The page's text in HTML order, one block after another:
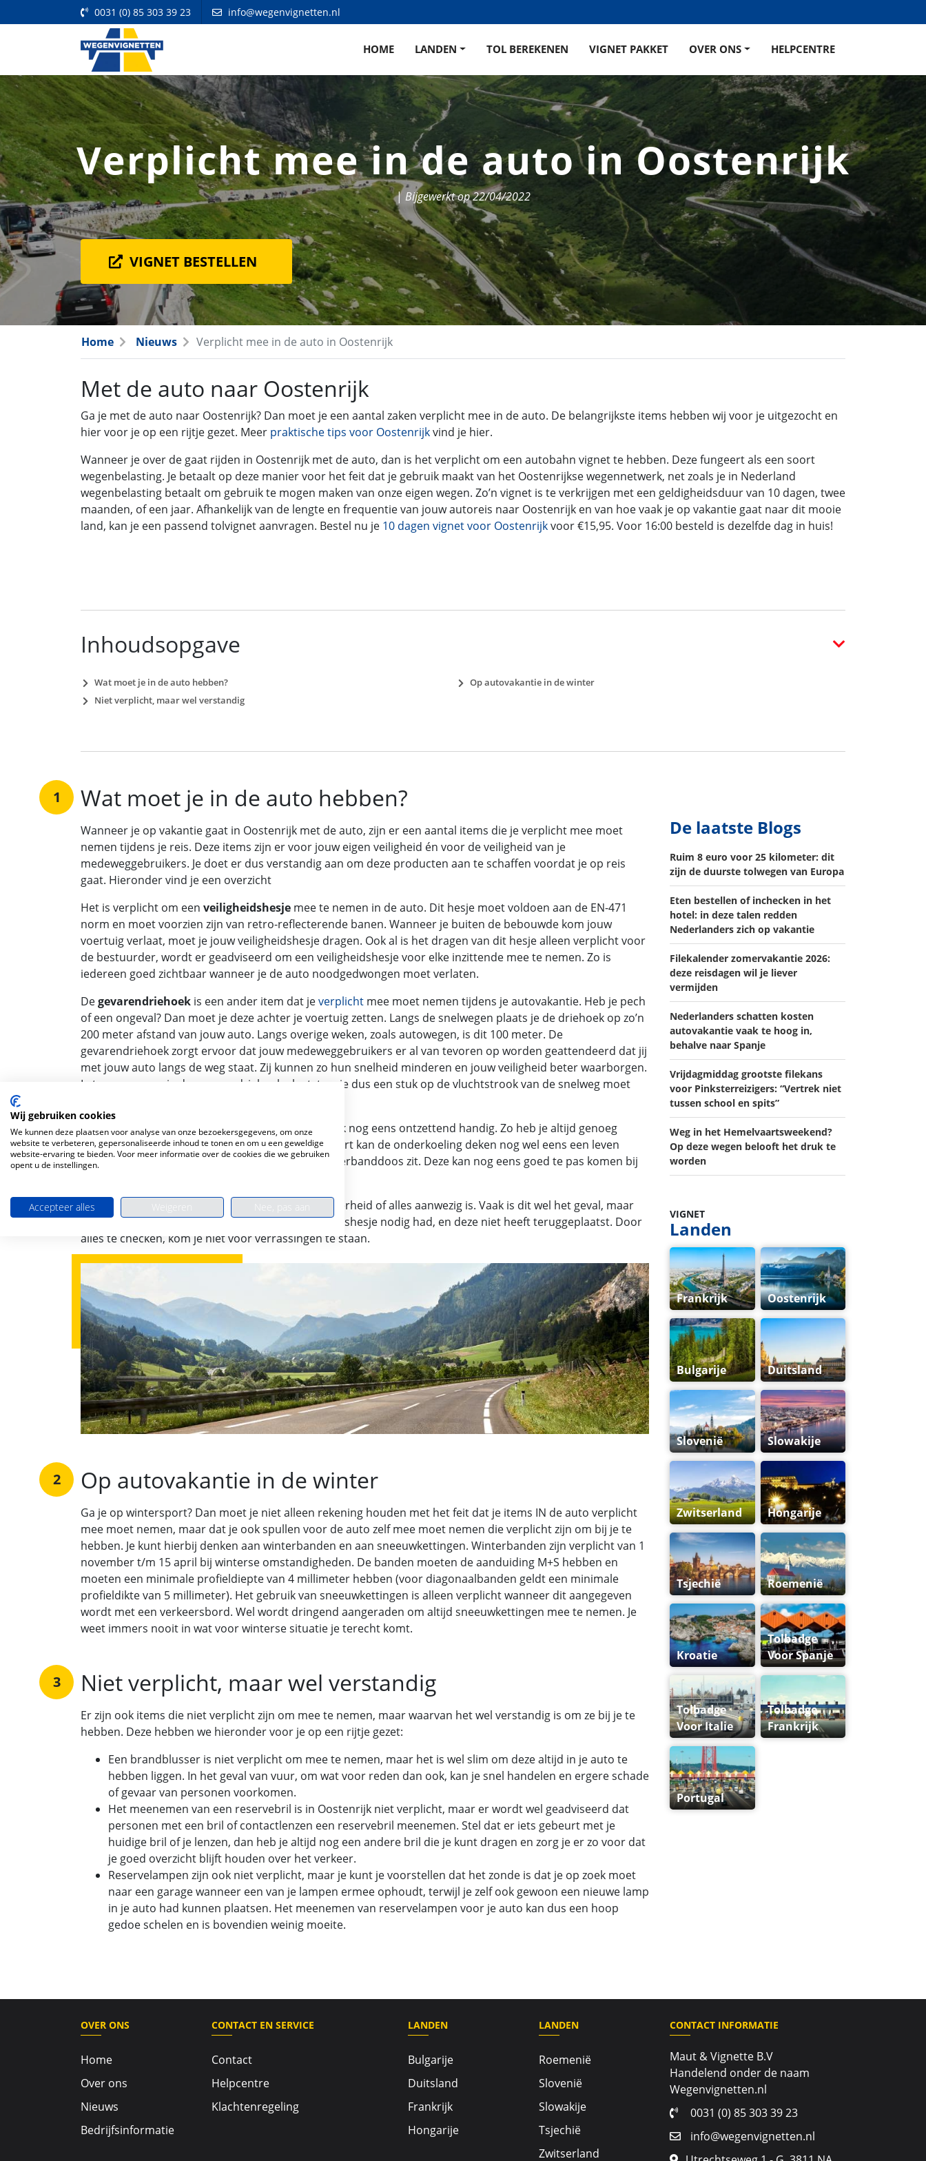
0031 (0) 85 303 39 23 info@wegenvignetten.nl
HOME LANDEN TOL BEREKENEN VIGNET PAKKET OVER ONS HELPCENTRE
Verplicht mee in de auto in Oostenrijk
| Bijgewerkt op 22/04/2022
VIGNET BESTELLEN
Home Nieuws Verplicht mee in de auto in Oostenrijk
Met de auto naar Oostenrijk
Ga je met de auto naar Oostenrijk? Dan moet je een aantal zaken verplicht mee in de auto. De belangrijkste items hebben wij voor je uitgezocht en
hier voor je op een rijtje gezet. Meer praktische tips voor Oostenrijkvind je hier.
Wanneer je over de gaat rijden in Oostenrijk met de auto, dan is het verplicht om een autobahn vignet te hebben. Deze fungeert als een soort
wegenbelasting. Je betaalt op deze manier voor het feit dat je gebruik maakt van het Oostenrijkse wegennetwerk, net zoals je in Nederland
wegenbelasting betaalt om gebruik te mogen maken van onze eigen wegen. Zo’n vignet is te verkrijgen met een geldigheidsduur van 10 dagen, twee
maanden, of een jaar. Afhankelijk van de lengte en frequentie van jouw autoreis naar Oostenrijk en van hoe vaak je op vakantie gaat naar dit mooie
land, kan je een passend tolvignet aanvragen. Bestel nu je 10 dagen vignet voor Oostenrijkvoor €15,95. Voor 16:00 besteld is dezelfde dag in huis!
Inhoudsopgave
Wat moet je in de auto hebben?
Op autovakantie in de winter
Niet verplicht, maar wel verstandig
1 Wat moet je in de auto hebben?
Wanneer je op vakantie gaat in Oostenrijk met de auto, zijn er een aantal items die je verplicht mee moet
nemen tijdens je reis. Deze items zijn er voor jouw eigen veiligheid én voor de veiligheid van je
medeweggebruikers. Je doet er dus verstandig aan om deze producten aan te schaffen voordat je op reis
gaat. Hieronder vind je een overzicht
Het is verplicht om een veiligheidshesje mee te nemen in de auto. Dit hesje moet voldoen aan de EN-471
norm en moet voorzien zijn van retro-reflecterende banen. Wanneer je buiten de bebouwde kom jouw
voertuig verlaat, moet je jouw veiligheidshesje dragen. Ook al is het dragen van dit hesje alleen verplicht voor
de bestuurder, wordt er geadviseerd om een veiligheidshesje voor elke inzittende mee te nemen. Zo is
iedereen goed zichtbaar wanneer je de auto noodgedwongen moet verlaten.
Degevarendriehoek is een ander item dat jeverplicht mee moet nemen tijdens je autovakantie. Heb je pech
of een ongeval? Dan moet je deze achter je voertuig zetten. Langs de snelwegen plaats je de driehoek op zo’n
200 meter afstand van jouw auto. Langs overige weken, zoals autowegen, is dit 100 meter. De
gevarendriehoek zorgt ervoor dat jouw medeweggebruikers er al van tevoren op worden geattendeerd dat jij
met jouw auto langs de weg staat. Zij kunnen zo hun snelheid minderen en jouw veiligheid beter waarborgen.
Let op: wanneer je de gevarendriehoek plaatst en je dus een stuk op de vluchtstrook van de snelweg moet
Eenverbanddoosis niet alleen verplicht, het is ook nog eens ontzettend handig. Zo heb je altijd genoeg
pleisters en verband bij de hand. Met de wintersport kan de onderkoeling deken nog wel eens een leven
redden. Nog een tip! Zorg dat er een mitella in je verbanddoos zit. Deze kan nog eens goed te pas komen bij
Heb je een huurauto? Check dan even voor de zekerheid of alles aanwezig is. Vaak is dit wel het geval, maar
het kan zo zijn dat de vorige huurder een veiligheidshesje nodig had, en deze niet heeft teruggeplaatst. Door
alles te checken, kom je niet voor verrassingen te staan.
2 Op autovakantie in de winter
Ga je op wintersport? Dan moet je niet alleen rekening houden met het feit dat je items IN de auto verplicht
mee moet nemen, maar dat je ook spullen voor de auto zelf mee moet nemen die verplicht zijn om bij je te
hebben. Je kunt hierbij denken aan winterbanden en aan sneeuwkettingen. Winterbanden zijn verplicht van 1
november t/m 15 april bij winterse omstandigheden. De banden moeten de aanduiding M+S hebben en
moeten een minimale profieldiepte van 4 millimeter hebben (voor diagonaalbanden geldt een minimale
profieldikte van 5 millimeter). Het gebruik van sneeuwkettingen is alleen verplicht wanneer dit aangegeven
wordt met een verkeersbord. Wel wordt dringend aangeraden om altijd sneeuwkettingen mee te nemen. Je
weet immers nooit in wat voor winterse situatie je terecht komt.
3 Niet verplicht, maar wel verstandig
Er zijn ook items die niet verplicht zijn om mee te nemen, maar waarvan het wel verstandig is om ze bij je te
hebben. Deze hebben we hieronder voor je op een rijtje gezet:
Een brandblusser is niet verplicht om mee te nemen, maar het is wel slim om deze altijd in je auto te
hebben liggen. In het geval van vuur, om wat voor reden dan ook, kan je snel handelen en ergere schade
of gevaar van personen voorkomen.
Het meenemen van een reservebril is in Oostenrijk niet verplicht, maar er wordt wel geadviseerd dat
personen met een bril of contactlenzen een reservebril meenemen. Stel dat er iets gebeurt met je
huidige bril of je lenzen, dan heb je altijd nog een andere bril die je kunt dragen en zorg je er zo voor dat
je goed overzicht blijft houden over het verkeer.
Reservelampen zijn ook niet verplicht, maar je kunt je voorstellen dat het zonde is dat je op zoek moet
naar een garage wanneer een van je lampen ermee ophoudt, terwijl je zelf ook gewoon een nieuwe lamp
in je auto had kunnen plaatsen. Het meenemen van reservelampen voor je auto kan dus een hoop
gedoe schelen en is bovendien weinig moeite.
De laatste Blogs
Ruim 8 euro voor 25 kilometer: dit
zijn de duurste tolwegen van Europa
Eten bestellen of inchecken in het
hotel: in deze talen redden
Nederlanders zich op vakantie
Filekalender zomervakantie 2026:
deze reisdagen wil je liever
vermijden
Nederlanders schatten kosten
autovakantie vaak te hoog in,
behalve naar Spanje
Vrijdagmiddag grootste filekans
voor Pinksterreizigers: “Vertrek niet
tussen school en spits”
Weg in het Hemelvaartsweekend?
Op deze wegen belooft het druk te
worden
VIGNET
Landen
Frankrijk Oostenrijk
Bulgarije Duitsland
Slovenië Slowakije
Zwitserland Hongarije
Tsjechië Roemenië
Kroatie
Tolbadge
Voor Spanje
Tolbadge
Voor Italie
Tolbadge
Frankrijk
Portugal
OVER ONS
Home
Over ons
Nieuws
Bedrijfsinformatie
CONTACT EN SERVICE
Contact
Helpcentre
Klachtenregeling
LANDEN
Bulgarije
Duitsland
Frankrijk
Hongarije
LANDEN
Roemenië
Slovenië
Slowakije
Tsjechië
Zwitserland
CONTACT INFORMATIE
Maut & Vignette B.V
Handelend onder de naam
Wegenvignetten.nl
0031 (0) 85 303 39 23
info@wegenvignetten.nl
Wij gebruiken cookies
We kunnen deze plaatsen voor analyse van onze bezoekersgegevens, om onze
website te verbeteren, gepersonaliseerde inhoud te tonen en om u een geweldige
website-ervaring te bieden. Voor meer informatie over de cookies die we gebruiken
opent u de instellingen.
Accepteer alles Nee, pas aan